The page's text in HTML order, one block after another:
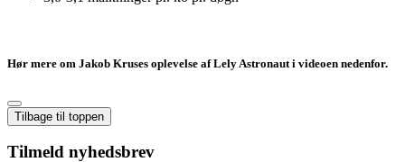
Hør mere om Jakob Kruses oplevelse af Lely Astronaut i videoen nedenfor.
Tilbage til toppen
Tilmeld nyhedsbrev